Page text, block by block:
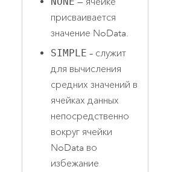
присваивается
значение NoData.
SIMPLE – служит
для вычисления
средних значений в
ячейках данных
непосредственно
вокруг ячейки
NoData во
избежание